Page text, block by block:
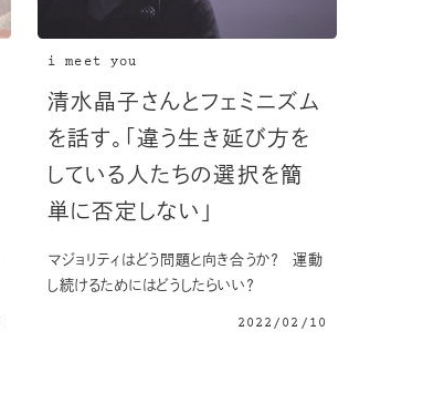
i meet you
清水晶子さんとフェミニズム
を話す。「違う生き延び方を
している人たちの選択を簡
単に否定しない」
マジョリティはどう問題と向き合うか？ 運動
し続けるためにはどうしたらいい？
2022/02/10